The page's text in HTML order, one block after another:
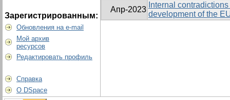
Зарегистрированным:
Обновления на e-mail
Мой архив
ресурсов
Редактировать профиль
Справка
О DSpace
Апр-2023
Internal
development of the